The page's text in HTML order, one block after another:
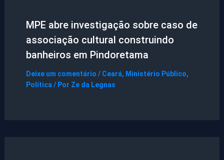
MPE abre investigação sobre caso de
associação cultural construindo
banheiros em Pindoretama
Deixe um comentário / Ceará, Ministério Público,
Política/ Por Ze da Legnas